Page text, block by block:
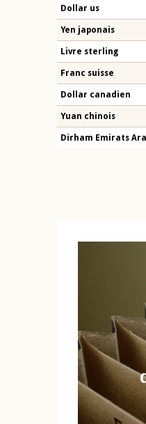
Dollar us
Yen japonais
Livre sterling
Franc suisse
Dollar canadien
Yuan chinois
Dirham Emirats